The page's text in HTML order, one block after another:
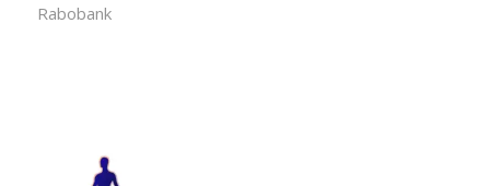
Rabobank